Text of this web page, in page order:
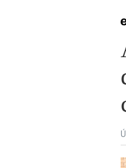
Presiona enter